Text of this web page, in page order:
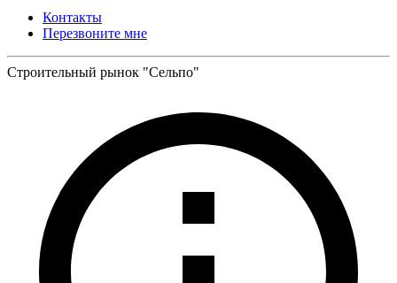
Контакты
Перезвоните мне
Строительный рынок "Сельпо"